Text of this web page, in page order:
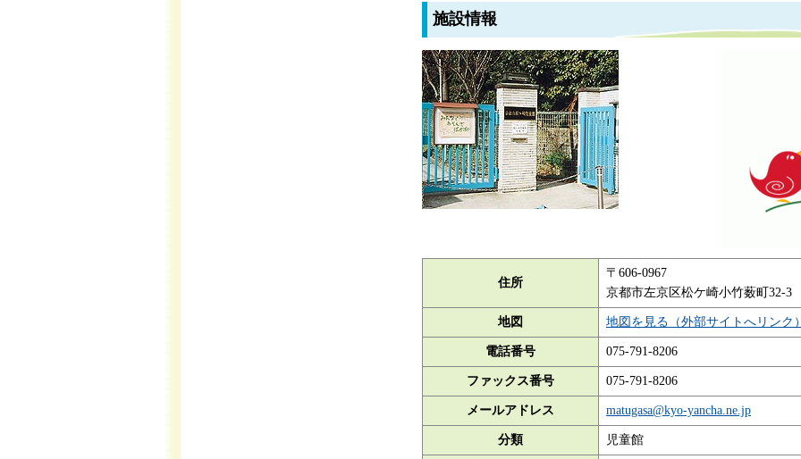
施設情報
住所
〒606-0967
京都市左京区松ケ崎小竹薮町32-3
地図 地図を見る（外部サイトへリンク
電話番号 075-791-8206
ファックス番号 075-791-8206
メールアドレス matugasa@kyo-yancha.ne.jp
分類 児童館